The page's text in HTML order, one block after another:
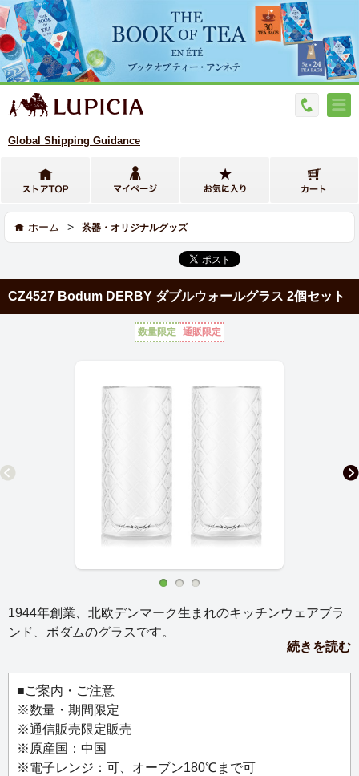
Global Shipping Guidance
ホーム > 茶器・オリジナルグッズ
CZ4527 Bodum DERBY ダブルウォールグラス 2個セット
数量限定 通販限定
1944年創業、北欧デンマーク生まれのキッチンウェアブラ
ンド、ボダムのグラスです。
直線的で無駄のないシルエット、格子柄のデザインが美し
いDERBY（ダビー）ダブルウォールグラスです。
ストレート形ならではの設計により、注いだ液面は常に均
一に保たれ、氷が均等に溶けることで、最後の一口まで安
定した味わいを楽しめます。
口元から底までの真っ直ぐなラインは注ぎやすく、飲み心
地もスムーズです。
続きを読む
■ご案内・ご注意
※数量・期間限定
※通信販売限定販売
※原産国：中国
※電子レンジ：可、オーブン180℃まで可